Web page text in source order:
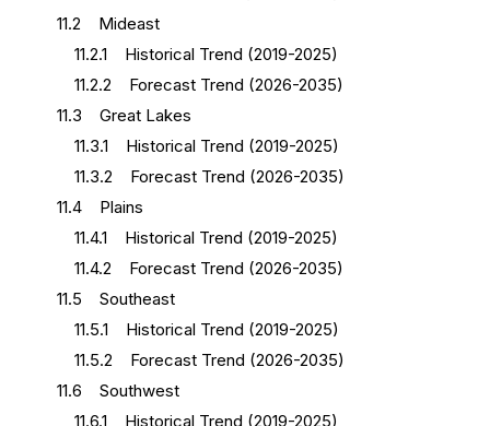
11.2 Mideast
11.2.1 Historical Trend (2019-2025)
11.2.2 Forecast Trend (2026-2035)
11.3 Great Lakes
11.3.1 Historical Trend (2019-2025)
11.3.2 Forecast Trend (2026-2035)
11.4 Plains
11.4.1 Historical Trend (2019-2025)
11.4.2 Forecast Trend (2026-2035)
11.5 Southeast
11.5.1 Historical Trend (2019-2025)
11.5.2 Forecast Trend (2026-2035)
11.6 Southwest
11.6.1 Historical Trend (2019-2025)